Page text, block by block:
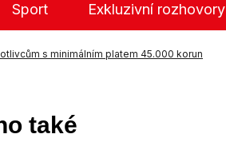
Sport Exkluzivní rozhovory
s minimálním platem 45.000 korun
také